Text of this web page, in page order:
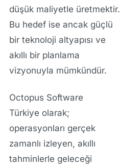
düşük maliyetle üretmektir.
Bu hedef ise ancak güçlü
bir teknoloji altyapısı ve
akıllı bir planlama
vizyonuyla mümkündür.
Octopus Software
Türkiye olarak;
operasyonları gerçek
zamanlı izleyen, akıllı
tahminlerle geleceği